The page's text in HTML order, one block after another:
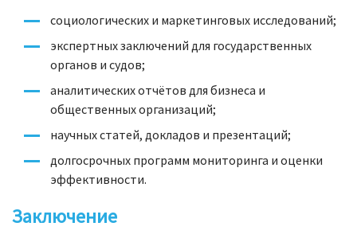
социологических и маркетинговых исследований;
экспертных заключений для государственных
органов и судов;
аналитических отчётов для бизнеса и
общественных организаций;
научных статей, докладов и презентаций;
долгосрочных программ мониторинга и оценки
эффективности.
Заключение